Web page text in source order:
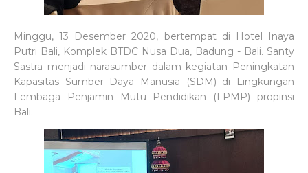
Minggu, 13 Desember 2020, bertempat di Hotel Inaya
Putri Bali, Komplek BTDC Nusa Dua, Badung - Bali. Santy
Sastra menjadi narasumber dalam kegiatan Peningkatan
Kapasitas Sumber Daya Manusia (SDM) di Lingkungan
Lembaga Penjamin Mutu Pendidikan (LPMP) propinsi
Bali.